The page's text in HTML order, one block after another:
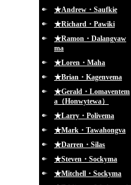
★Andrew・Saufkie
★Richard・Pawiki
★Ramon・Dalangyaw
ma
★Loren・Maha
★Brian・Kagenvema
★Gerald・Lomaventem
a（Honwytewa）
★Larry・Polivema
★Mark・Tawahongva
★Darren・Silas
★Steven・Sockyma
★Mitchell・Sockyma